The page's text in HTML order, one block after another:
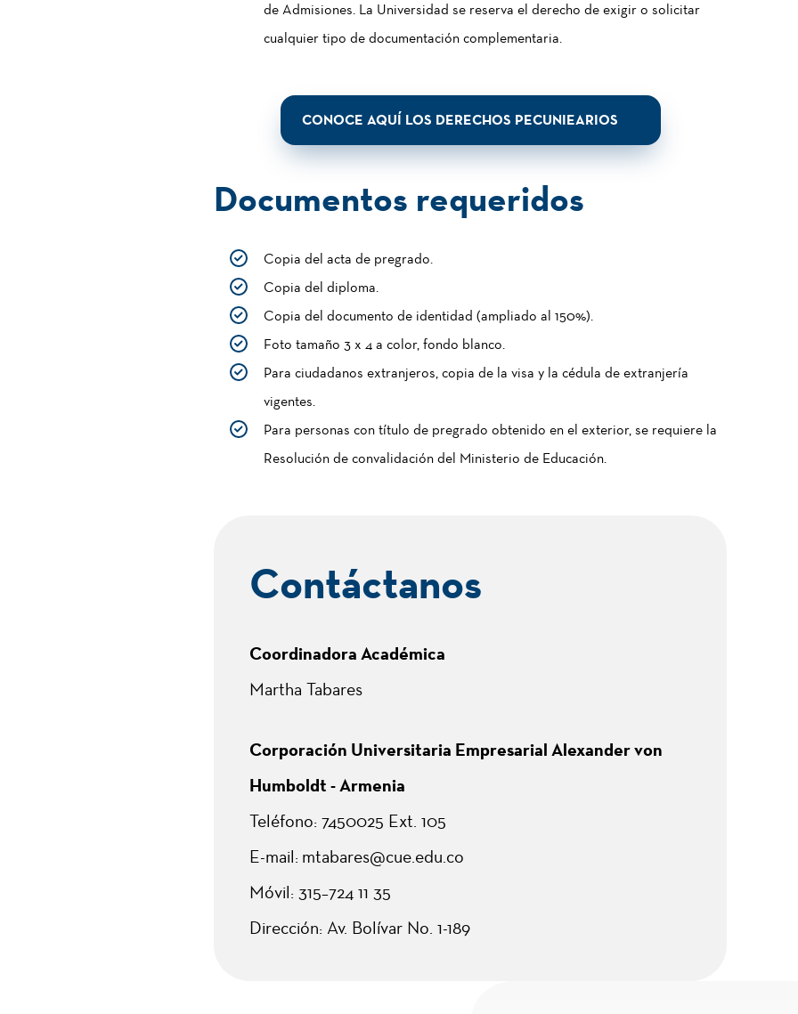
de Admisiones. La Universidad se reserva el derecho de exigir o solicitar
cualquier tipo de documentación complementaria.
CONOCE AQUÍ LOS DERECHOS PECUNIEARIOS
Documentos requeridos
Copia del acta de pregrado.
Copia del diploma.
Copia del documento de identidad (ampliado al 150%).
Foto tamaño 3 x 4 a color, fondo blanco.
Para ciudadanos extranjeros, copia de la visa y la cédula de extranjería
vigentes.
Para personas con título de pregrado obtenido en el exterior, se requiere la
Resolución de convalidación del Ministerio de Educación.
Contáctanos
Coordinadora Académica
Martha Tabares
Corporación Universitaria Empresarial Alexander von
Humboldt - Armenia
Teléfono: 7450025 Ext. 105
E-mail: mtabares@cue.edu.co
Móvil: 315–724 11 35
Dirección: Av. Bolívar No. 1-189